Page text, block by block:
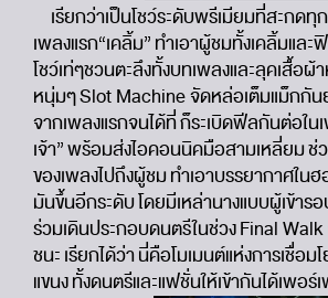
เรียกว่าเป็นโชว์ระดับพรีเมียมที่สะกด
เพลงแรก“เคลิ้ม” ทำเอาผู้ชมทั้งเคลิ้มแ
โชว์เท่ๆชวนตะลึงทั้งบทเพลงและลุคเสื้อ
หนุ่มๆ Slot Machine จัดหล่อเต็มแม็กกัน
จากเพลงแรกจนได้ที่ ก็ระเบิดฟีลกันต่อใน
เจ้า” พร้อมส่งไอคอนนิคมือสามเหลี่ยม ช่
ของเพลงไปถึงผู้ชม ทำเอาบรรยากาศใน
มันขึ้นอีกระดับ โดยมีเหล่านางแบบผู้เข้า
ร่วมเดินประกอบดนตรีในช่วง Final
ชนะ เรียกได้ว่า นี่คือโมเมนต์แห่งการเชื่อม
แขนง ทั้งดนตรีและแฟชั่นให้เข้ากันได้เพอ